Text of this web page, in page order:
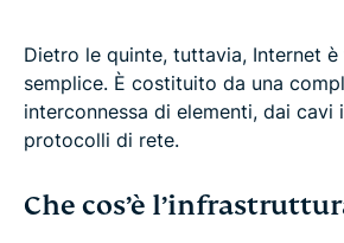
Dietro le quinte, tuttavia, Internet è
semplice. È costituito da una
interconnessa di elementi, dai
protocolli di rete.
Che cos’è